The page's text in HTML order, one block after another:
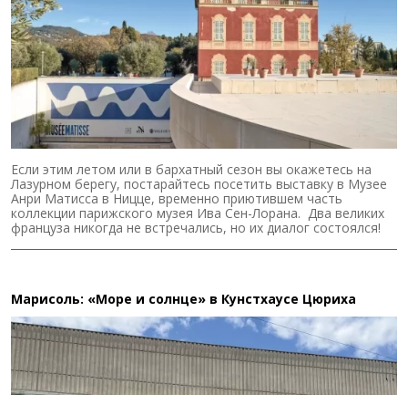
Если этим летом или в бархатный сезон вы окажетесь на
Лазурном берегу, постарайтесь посетить выставку в Музее
Анри Матисса в Ницце, временно приютившем часть
коллекции парижского музея Ива Сен-Лорана. Два великих
француза никогда не встречались, но их диалог состоялся!
Марисоль: «Море и солнце» в Кунстхаусе Цюриха